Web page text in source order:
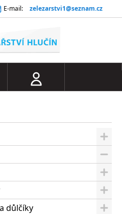
E-mail: zelezarstvi1@seznam.cz
důlčíky